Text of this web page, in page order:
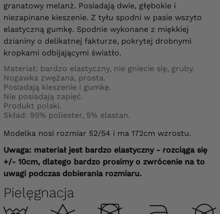
granatowy melanż. Posiadają dwie, głębokie i
niezapinane kieszenie. Z tyłu spodni w pasie wszyto
elastyczną gumkę. Spodnie wykonane z miękkiej
dzianiny o delikatnej fakturze, pokrytej drobnymi
kropkami odbijającymi światło.
Materiał: bardzo elastyczny, nie gniecie się, gruby.
Nogawka zwężana, prosta.
Posiadają kieszenie i gumkę.
Nie posiadają zapięć.
Produkt polski.
Skład: 95% poliester, 5% elastan.
Modelka nosi rozmiar 52/54 i ma 172cm wzrostu.
Uwaga: materiał jest bardzo elastyczny - rozciąga się
+/- 10cm, dlatego bardzo prosimy o zwrócenie na to
uwagi podczas dobierania rozmiaru.
Pielęgnacja